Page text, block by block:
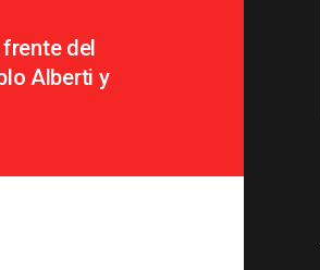
del
Alberti y